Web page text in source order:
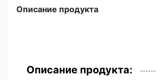
Описание продукта
Описание продукта: